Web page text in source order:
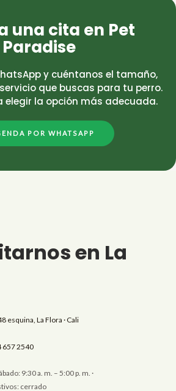
una cita en Pet
Paradise
y cuéntanos el tamaño,
que buscas para tu perro.
elegir la opción más adecuada.
POR WHATSAPP
en La
esquina, La Flora · Cali
657 2540
9:30 a. m. – 5:00 p. m. ·
cerrado